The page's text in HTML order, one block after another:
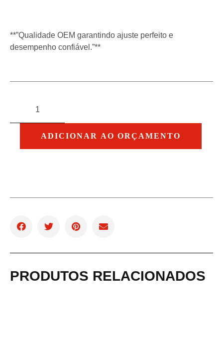
**”Qualidade OEM garantindo ajuste perfeito e
desempenho confiável.”**
ADICIONAR AO ORÇAMENTO
PRODUTOS RELACIONADOS